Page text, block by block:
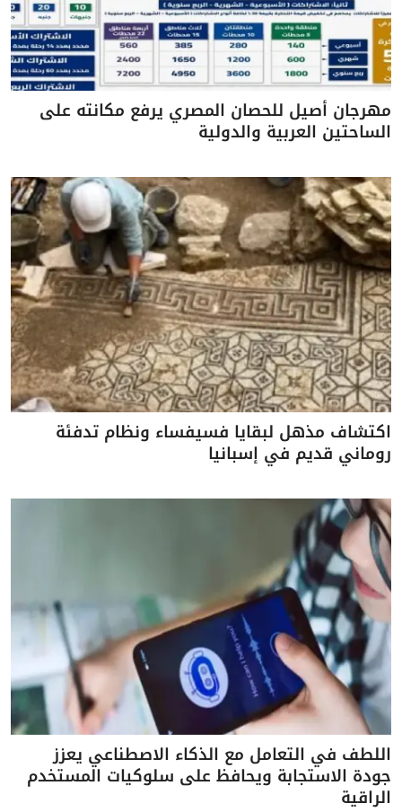
مهرجان أصيل للحصان المصري يرفع مكانته على
الساحتين العربية والدولية
اكتشاف مذهل لبقايا فسيفساء ونظام تدفئة
روماني قديم في إسبانيا
اللطف في التعامل مع الذكاء الاصطناعي يعزز
جودة الاستجابة ويحافظ على سلوكيات المستخدم
الراقية